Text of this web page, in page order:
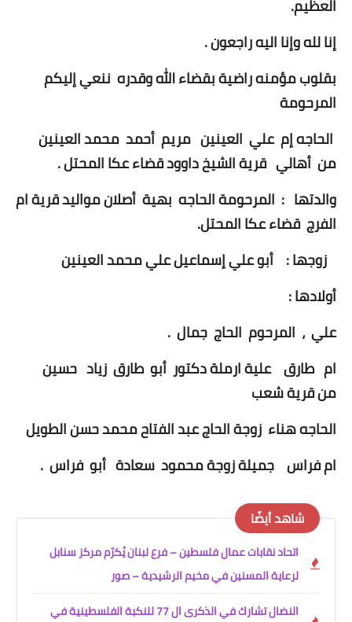
العظيم.
إنا لله وإنا اليه راجعون .
بقلوب مؤمنه راضية بقضاء الله وقدره ننعي إليكم
المرحومة
الحاجه إم علي العينين مريم أحمد محمد العينين
من أهالي قرية الشيخ داوود قضاء عكا المحتل .
والدتها : المرحومة الحاجه بهية أصلان مواليد قرية ام
الفرج قضاء عكا المحتل.
زوجها : أبو علي إسماعيل علي محمد العينين
أولادها :
علي ، المرحوم الحاج جمال .
ام طارق علية ارملة دكتور أبو طارق زياد حسين
من قرية شعب
الحاجه هناء زوجة الحاج عبد الفتاح محمد حسن الطويل
ام فراس جميلة زوجة محمود سعادة أبو فراس .
شاهد أيضًا
اتحاد نقابات عمال فلسطين – فرع لبنان يُكرّم مركز سنابل
لرعاية المسنين في مخيم الرشيدية – صور
النضال تشارك في الذكرى ال 77 للنكبة الفلسطينية في